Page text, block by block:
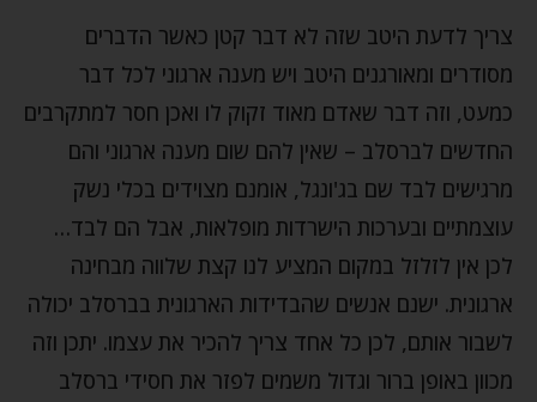
צריך לדעת היטב שזה לא דבר קטן כאשר הדברים
מסודרים ומאורגנים היטב ויש מענה ארגוני לכל דבר
כמעט, וזה דבר שאדם מאוד זקוק לו ואכן חסר למתקרבים
החדשים לברסלב – שאין להם שום מענה ארגוני והם
מרגישים לבד שם בג'ונגל, אומנם מצוידים בכלי נשק
עוצמתיים ובערכות הישרדות מופלאות, אבל הם לבד…
לכן אין לזלזל במקום המציע לנו קצת שלווה מבחינה
ארגונית. ישנם אנשים שהבדידות הארגונית בברסלב יכולה
לשבור אותם, לכן כל אחד צריך להכיר את עצמו. יתכן וזה
מכוון באופן ברור וגדול משמים לפזר את חסידי ברסלב